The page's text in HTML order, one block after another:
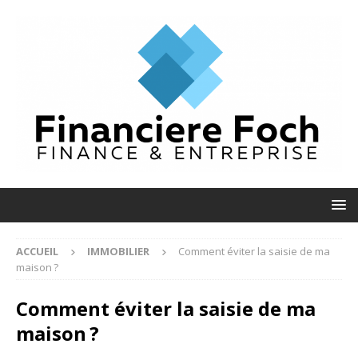
ACCUEIL IMMOBILIER
Comment éviter la saisie de ma
maison ?
Comment éviter la saisie de ma
maison ?